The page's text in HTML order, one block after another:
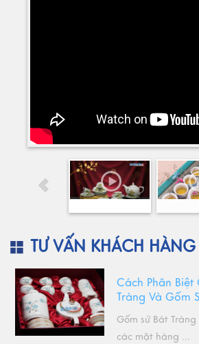
TƯ VẤN KHÁCH HÀNG
Cách Phân Biệt
Tràng Và Gốm
Gốm sứ Bát
các mặt hàng ...